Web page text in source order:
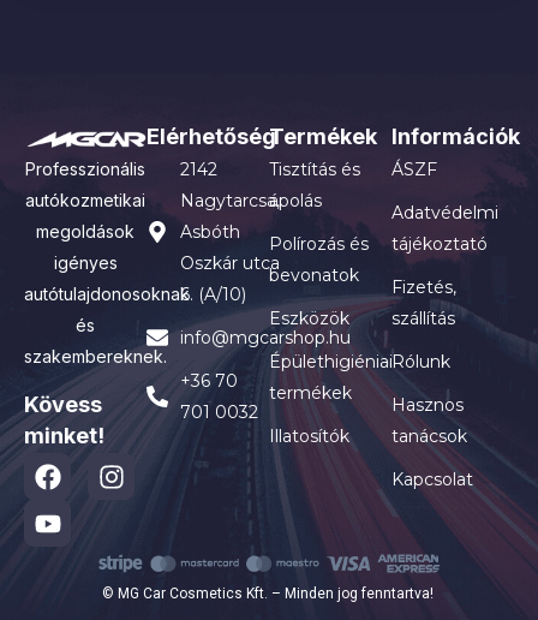
Professzionális
autókozmetikai
megoldások
igényes
autótulajdonosoknak
és
szakembereknek.
Kövess
minket!
Elérhetőség
2142
Nagytarcsa,
Asbóth
Oszkár utca
6. (A/10)
info@mgcarshop.hu
+36 70
701 0032
Termékek
Tisztítás és
ápolás
Polírozás és
bevonatok
Eszközök
Épülethigiéniai
termékek
Illatosítók
Információk
ÁSZF
Adatvédelmi
tájékoztató
Fizetés,
szállítás
Rólunk
Hasznos
tanácsok
Kapcsolat
© MG Car Cosmetics Kft. – Minden jog fenntartva!